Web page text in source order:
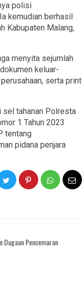
polisi
kemudian berhasil
Kabupaten Malang,
menyita sejumlah
keluar-
serta print
sel tahanan Polresta
1 Tahun 2023
tentang
pidana penjara
Dugaan Pencemaran